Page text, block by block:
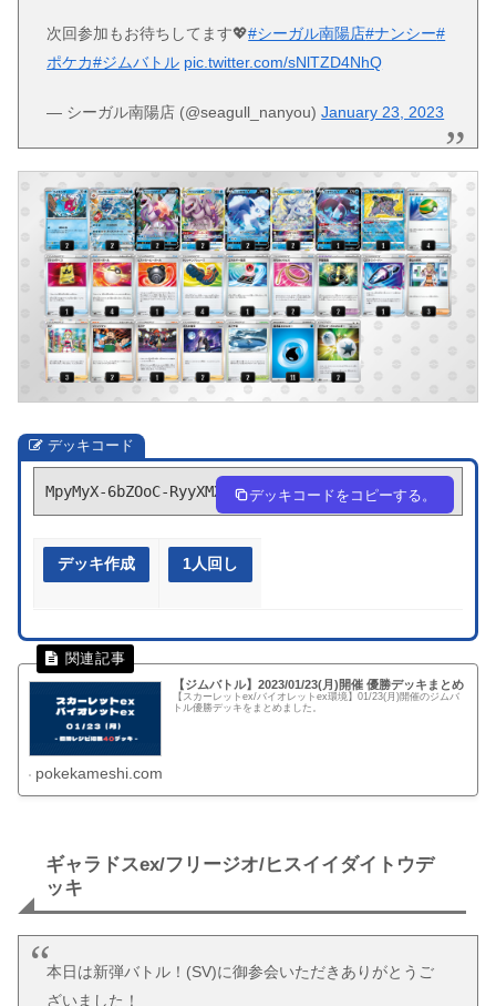
次回参加もお待ちしてます💖#シーガル南陽店#ナンシー#
ポケカ#ジムバトル pic.twitter.com/sNlTZD4NhQ
— シーガル南陽店 (@seagull_nanyou)January 23, 2023
デッキコード
MpyMyX-6bZOoC-RyyXMX デッキコードをコピーする。
デッキ作成 1人回し
【ジムバトル】2023/01/23(月)開催 優勝デッキまとめ
【スカーレットex/バイオレットex環境】01/23(月)開催のジムバ
トル優勝デッキをまとめました。
pokekameshi.com
ギャラドスex/フリージオ/ヒスイイダイトウデ
ッキ
本日は新弾バトル！(SV)に御参会いただきありがとうご
ざいました！